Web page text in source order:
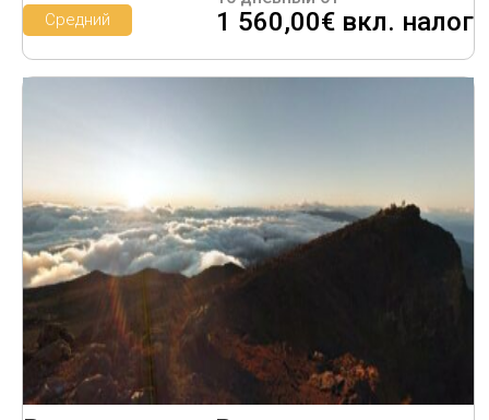
1 560,00€ вкл. налог
Средний